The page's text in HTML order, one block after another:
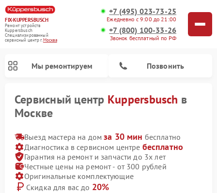
FIX-KUPPERSBUSCH
Ремонт устройств
Kuppersbusch
Специализированный
cервисный центр г.Москва
+7 (495) 023-73-25
Ежедневно с 9:00 до 21:00
+7 (800) 100-33-26
Звонок бесплатный по РФ
Мы ремонтируем Позвонить
Сервисный центр Kuppersbusch в
Москве
Выезд мастера на домза 30 мин бесплатно
Диагностика в сервисном центре бесплатно
Гарантия на ремонт и запчасти до 3х лет
Честные цены на ремонт - от 300 рублей
Оригинальные комплектующие
Скидка для вас до 20%